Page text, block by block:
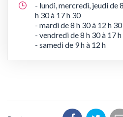
- lundi, mercredi, jeudi de
h 30 à 17 h 30
- mardi de 8 h 30 à 12 h 30
- vendredi de 8 h 30 à 17 h
- samedi de 9 h à 12 h